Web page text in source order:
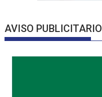
AVISO PUBLICITARIO